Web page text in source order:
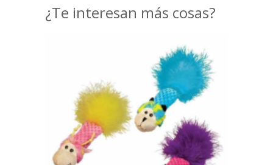
¿Te interesan más cosas?